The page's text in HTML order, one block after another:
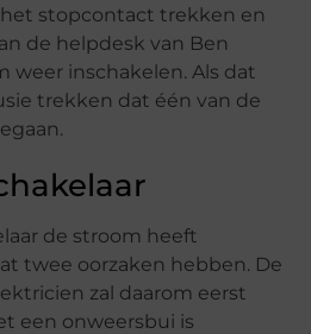
stopcontact trekken en
de helpdesk van Ben
weer inschakelen. Als dat
trekken dat één van de
de stroom heeft
twee oorzaken hebben. De
zal daarom eerst
een onweersbui is